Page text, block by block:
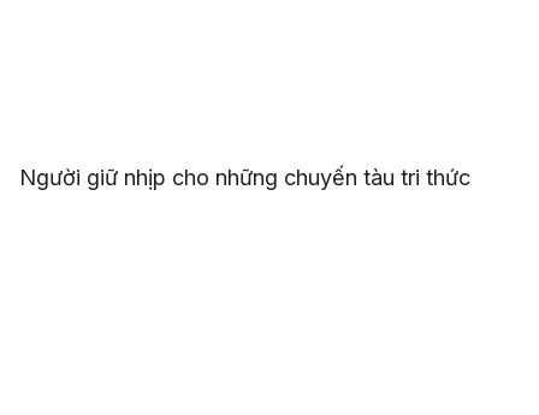
Người giữ nhịp cho những chuyến tàu tri thức